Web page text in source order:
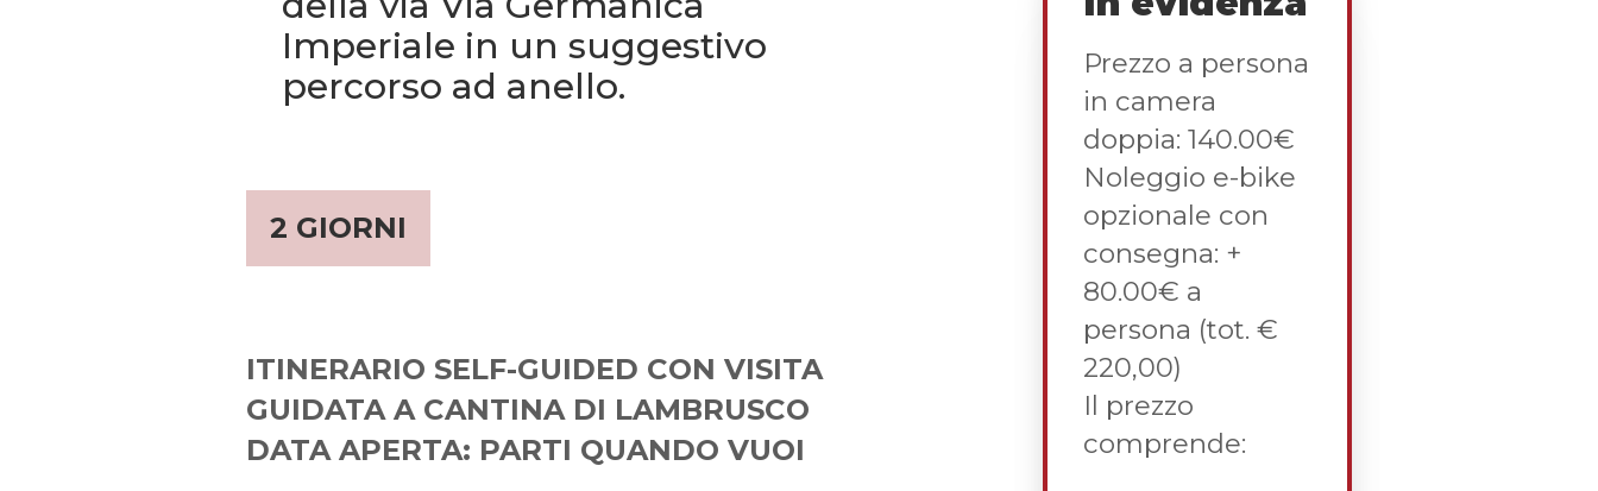
Imperiale in un suggestivo
percorso ad anello.
2 GIORNI
ITINERARIO SELF-GUIDED CON VISITA
GUIDATA A CANTINA DI LAMBRUSCO
DATA APERTA: PARTI QUANDO VUOI
Prezzo a persona
in camera
doppia: 140.00€
Noleggio e-bike
opzionale con
consegna: +
80.00€ a
persona (tot. €
220,00)
Il prezzo
comprende: